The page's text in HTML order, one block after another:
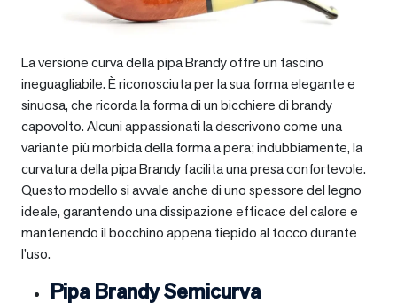
La versione curva della pipa Brandy offre un fascino
ineguagliabile. È riconosciuta per la sua forma elegante e
sinuosa, che ricorda la forma di un bicchiere di brandy
capovolto. Alcuni appassionati la descrivono come una
variante più morbida della forma a pera; indubbiamente, la
curvatura della pipa Brandy facilita una presa confortevole.
Questo modello si avvale anche di uno spessore del legno
ideale, garantendo una dissipazione efficace del calore e
mantenendo il bocchino appena tiepido al tocco durante
l’uso.
Pipa Brandy Semicurva